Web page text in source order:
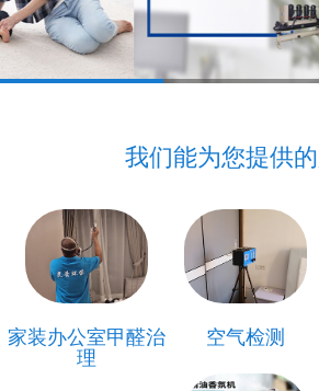
我们能为您提供
家装办公室甲醛治
理
空气检测